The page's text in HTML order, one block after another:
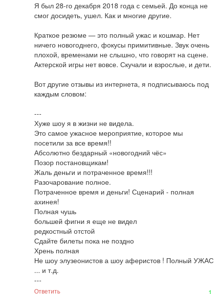
Я был 28-го декабря 2018 года с семьей. До конца не
смог досидеть, ушел. Как и многие другие.
Краткое резюме — это полный ужас и кошмар. Нет
ничего новогоднего, фокусы примитивные. Звук очень
плохой, временами не слышно, что говорят на сцене.
Актерской игры нет вовсе. Скучали и взрослые, и дети.
Вот другие отзывы из интернета, я подписываюсь под
каждым словом:
---
Хуже шоу я в жизни не видела.
Это самое ужасное мероприятие, которое мы
посетили за все время!!
Абсолютно бездарный «новогодний чёс»
Позор постановщикам!
Жаль деньги и потраченное время!!!
Разочарование полное.
Потраченное время и деньги! Сценарий - полная
ахинея!
Полная чушь
большей фигни я еще не видел
редкостный отстой
Сдайте билеты пока не поздно
Хрень полная
Не шоу элузеонистов а шоу аферистов ! Полный УЖАС
... и т.д.
---
Ответить